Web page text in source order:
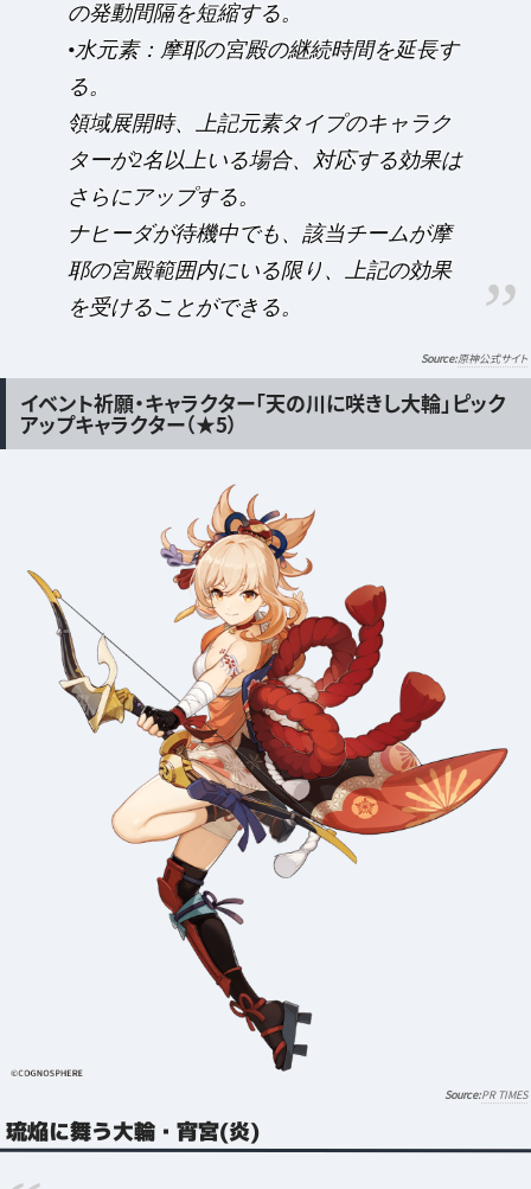
の発動間隔を短縮する。
•水元素：摩耶の宮殿の継続時間を延長す
る。
領域展開時、上記元素タイプのキャラク
ターが2名以上いる場合、対応する効果は
さらにアップする。
ナヒーダが待機中でも、該当チームが摩
耶の宮殿範囲内にいる限り、上記の効果
を受けることができる。
原神公式サイト
イベント祈願・キャラクター「天の川に咲きし大輪」ピック
アップキャラクター（★5）
PR TIMES
琉焔に舞う大輪・宵宮(炎)